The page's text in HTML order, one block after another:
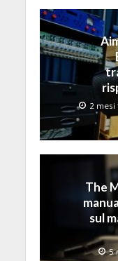
2 mesi
The
sul
5